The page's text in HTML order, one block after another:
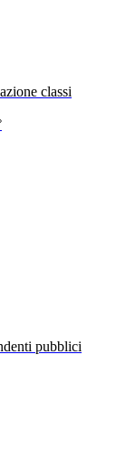
classi
pubblici